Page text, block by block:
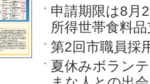
申請期限は8月
所得世帯食料
第2回市職員採
夏休みボラン